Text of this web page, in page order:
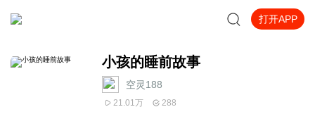
打开APP
小孩的睡前故事
空灵188
21.01万 288